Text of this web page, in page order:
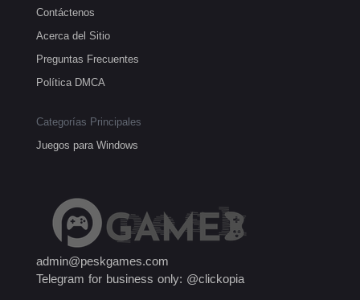
Contáctenos
Acerca del Sitio
Preguntas Frecuentes
Política DMCA
Categorías Principales
Juegos para Windows
admin@peskgames.com
Telegram for business only: @clickopia